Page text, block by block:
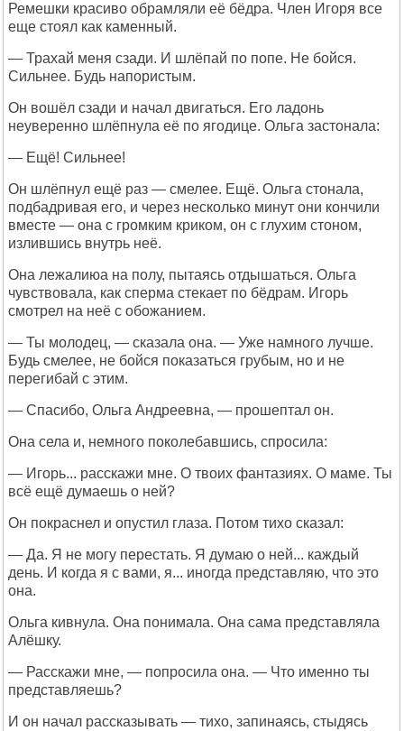
Ремешки красиво обрамляли её бёдра. Член Игоря все
еще стоял как каменный.
— Трахай меня сзади. И шлёпай по попе. Не бойся.
Сильнее. Будь напористым.
Он вошёл сзади и начал двигаться. Его ладонь
неуверенно шлёпнула её по ягодице. Ольга застонала:
— Ещё! Сильнее!
Он шлёпнул ещё раз — смелее. Ещё. Ольга стонала,
подбадривая его, и через несколько минут они кончили
вместе — она с громким криком, он с глухим стоном,
излившись внутрь неё.
Она лежалиюа на полу, пытаясь отдышаться. Ольга
чувствовала, как сперма стекает по бёдрам. Игорь
смотрел на неё с обожанием.
— Ты молодец, — сказала она. — Уже намного лучше.
Будь смелее, не бойся показаться грубым, но и не
перегибай с этим.
— Спасибо, Ольга Андреевна, — прошептал он.
Она села и, немного поколебавшись, спросила:
— Игорь... расскажи мне. О твоих фантазиях. О маме. Ты
всё ещё думаешь о ней?
Он покраснел и опустил глаза. Потом тихо сказал:
— Да. Я не могу перестать. Я думаю о ней... каждый
день. И когда я с вами, я... иногда представляю, что это
она.
Ольга кивнула. Она понимала. Она сама представляла
Алёшку.
— Расскажи мне, — попросила она. — Что именно ты
представляешь?
И он начал рассказывать — тихо, запинаясь, стыдясь